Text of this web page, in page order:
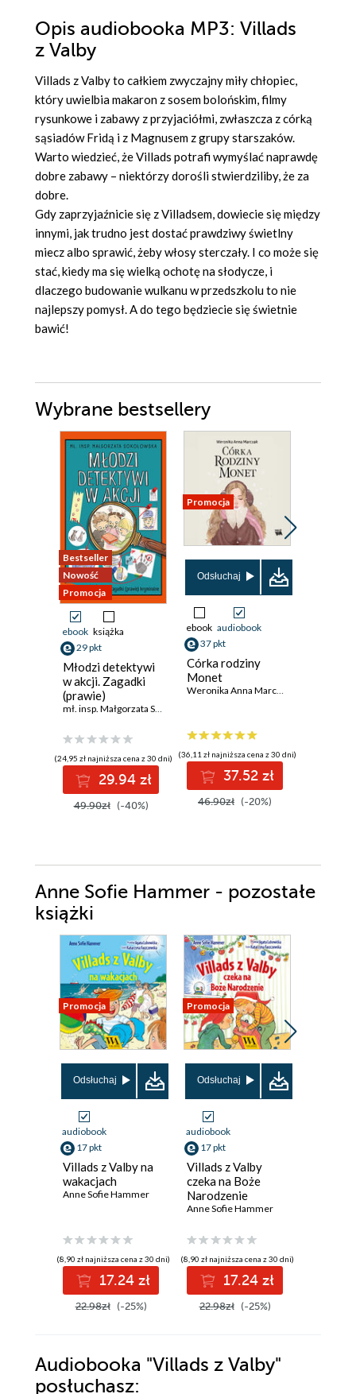
Opis audiobooka MP3: Villads
z Valby
Villads z Valby to całkiem zwyczajny miły chłopiec,
który uwielbia makaron z sosem bolońskim, filmy
rysunkowe i zabawy z przyjaciółmi, zwłaszcza z córką
sąsiadów Fridą i z Magnusem z grupy starszaków.
Warto wiedzieć, że Villads potrafi wymyślać naprawdę
dobre zabawy – niektórzy dorośli stwierdziliby, że za
dobre.
Gdy zaprzyjaźnicie się z Villadsem, dowiecie się między
innymi, jak trudno jest dostać prawdziwy świetlny
miecz albo sprawić, żeby włosy sterczały. I co może się
stać, kiedy ma się wielką ochotę na słodycze, i
dlaczego budowanie wulkanu w przedszkolu to nie
najlepszy pomysł. A do tego będziecie się świetnie
bawić!
Wybrane bestsellery
Bestseller
Nowość
Promocja
ebook książka
29 pkt
Młodzi detektywi
w akcji. Zagadki
(prawie)
kryminalne
mł. insp. Małgorzata Sokołowska
(24,95 zł najniższa cena z 30 dni)
29.94 zł
49.90zł (-40%)
Promocja
Odsłuchaj
ebook audiobook
37 pkt
Córka rodziny
Monet
Weronika Anna Marczak
(36,11 zł najniższa cena z 30 dni)
37.52 zł
46.90zł (-20%)
Anne Sofie Hammer - pozostałe
książki
Promocja
Odsłuchaj
audiobook
17 pkt
Villads z Valby na
wakacjach
Anne Sofie Hammer
(8,90 zł najniższa cena z 30 dni)
17.24 zł
22.98zł (-25%)
Promocja
Odsłuchaj
audiobook
17 pkt
Villads z Valby
czeka na Boże
Narodzenie
Anne Sofie Hammer
(8,90 zł najniższa cena z 30 dni)
17.24 zł
22.98zł (-25%)
Audiobooka "Villads z Valby"
posłuchasz: